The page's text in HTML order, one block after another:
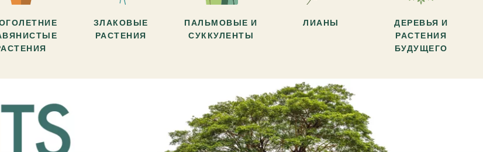
ЗЛАКОВЫЕ
РАСТЕНИЯ
ПАЛЬМОВЫЕ И
СУККУЛЕНТЫ
ЛИАНЫ
ДЕРЕВЬЯ И
РАСТЕНИЯ
БУДУЩЕГО